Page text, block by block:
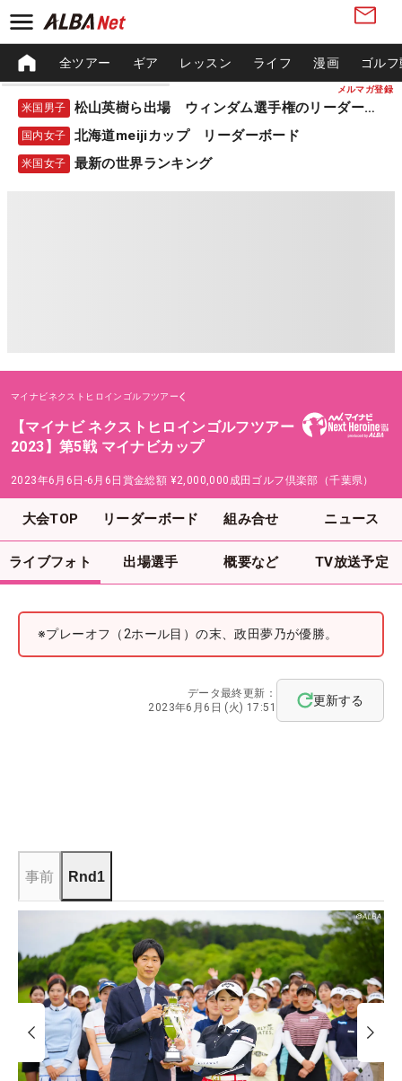
メルマガ登録
全ツアー ギア レッスン ライフ 漫画 ゴル
米国男子 松山英樹ら出場 ウィンダム選手権のリーダーボード
国内女子 北海道meijiカップ リーダーボード
米国女子 最新の世界ランキング
マイナビネクストヒロインゴルフツアー
【マイナビ ネクストヒロインゴルフツアー
2023】第5戦 マイナビカップ
2023年6月6日-6月6日 賞金総額 ¥2,000,000 成田ゴルフ倶楽部（千葉県）
大会TOP リーダーボード 組み合せ ニュース
ライブフォト 出場選手 概要など TV放送予定
※プレーオフ（2ホール目）の末、政田夢乃が優勝。
データ最終更新：
2023年6月6日 (火) 17:51
更新する
事前 Rnd1